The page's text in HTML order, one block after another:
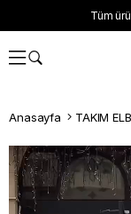
Tüm
Anasayfa TAKIM